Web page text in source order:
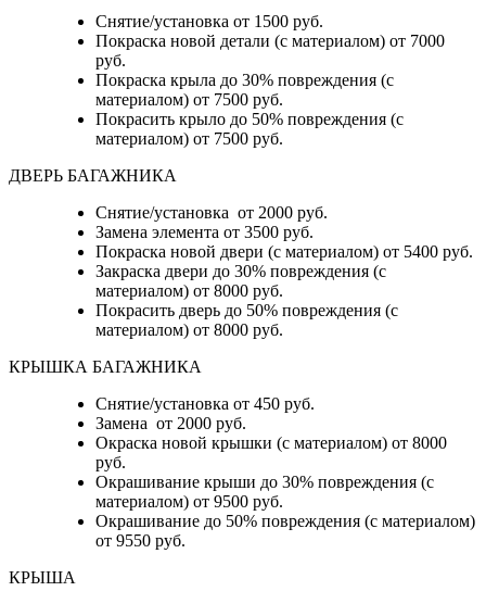
Снятие/установка от 1500 руб.
Покраска новой детали (с материалом) от 7000
руб.
Покраска крыла до 30% повреждения (с
материалом) от 7500 руб.
Покрасить крыло до 50% повреждения (с
материалом) от 7500 руб.
ДВЕРЬ БАГАЖНИКА
Снятие/установка от 2000 руб.
Замена элемента от 3500 руб.
Покраска новой двери (с материалом) от 5400 руб.
Закраска двери до 30% повреждения (с
материалом) от 8000 руб.
Покрасить дверь до 50% повреждения (с
материалом) от 8000 руб.
КРЫШКА БАГАЖНИКА
Снятие/установка от 450 руб.
Замена от 2000 руб.
Окраска новой крышки (с материалом) от 8000
руб.
Окрашивание крыши до 30% повреждения (с
материалом) от 9500 руб.
Окрашивание до 50% повреждения (с материалом)
от 9550 руб.
КРЫША